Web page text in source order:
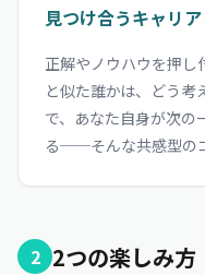
見つけ合うキャリア
正解やノウハウを押
と似た誰かは、どう
で、あなた自身が次の
る──そんな共感型の
2 2つの楽しみ方